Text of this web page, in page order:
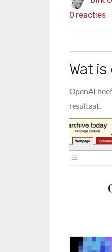
0 reacties
Wat is
OpenAI
resultaat.